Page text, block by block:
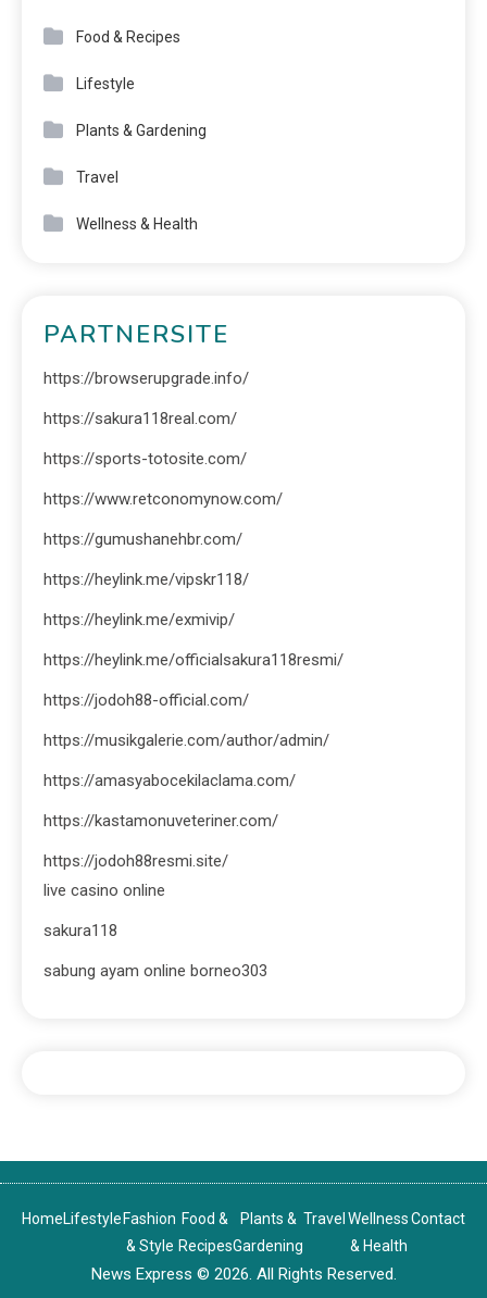
Food & Recipes
Lifestyle
Plants & Gardening
Travel
Wellness & Health
PARTNERSITE
https://browserupgrade.info/
https://sakura118real.com/
https://sports-totosite.com/
https://www.retconomynow.com/
https://gumushanehbr.com/
https://heylink.me/vipskr118/
https://heylink.me/exmivip/
https://heylink.me/officialsakura118resmi/
https://jodoh88-official.com/
https://musikgalerie.com/author/admin/
https://amasyabocekilaclama.com/
https://kastamonuveteriner.com/
https://jodoh88resmi.site/
live casino online
sakura118
sabung ayam online borneo303
HomeLifestyle Fashion
& Style
Food &
Recipes
Plants &
Gardening
Travel Wellness
& Health
Contact
News Express © 2026. All Rights Reserved.